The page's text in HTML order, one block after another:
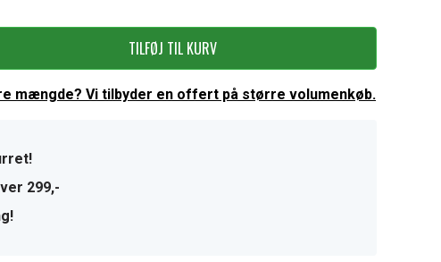
TILFØJ TIL KURV
mængde? Vi tilbyder en offert på større volumenkøb.
299,-